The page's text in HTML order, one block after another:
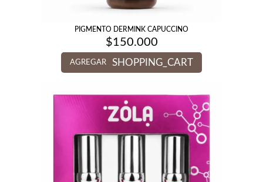
PIGMENTO DERMINK CAPUCCINO
$150.000
AGREGAR SHOPPING_CART